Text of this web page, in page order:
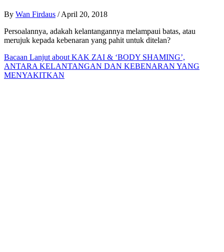
By Wan Firdaus / April 20, 2018
Persoalannya, adakah kelantangannya melampaui batas, atau
merujuk kepada kebenaran yang pahit untuk ditelan?
Bacaan Lanjut about KAK ZAI & ‘BODY SHAMING’,
ANTARA KELANTANGAN DAN KEBENARAN YANG
MENYAKITKAN